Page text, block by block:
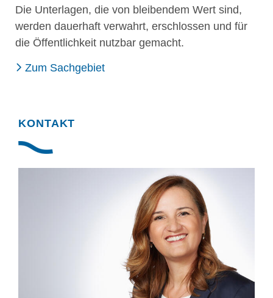
Die Unterlagen, die von bleibendem Wert sind,
werden dauerhaft verwahrt, erschlossen und für
die Öffentlichkeit nutzbar gemacht.
Zum Sachgebiet
KONTAKT